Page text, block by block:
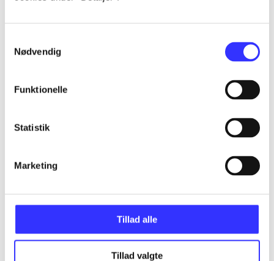
Nødvendig
Funktionelle
Statistik
Marketing
Tillad alle
Tillad valgte